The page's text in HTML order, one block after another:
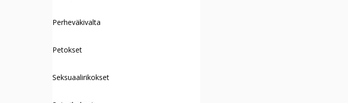
Perheväkivalta
Petokset
Seksuaalirikokset